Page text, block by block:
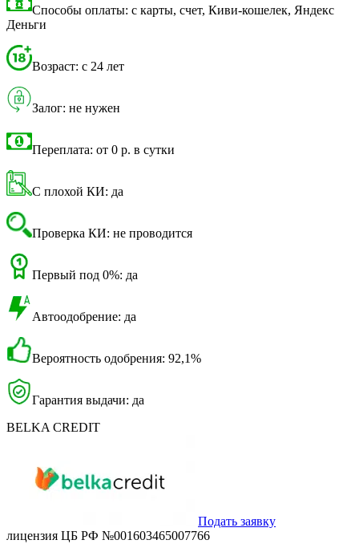
Способы оплаты: с карты, счет, Киви-кошелек, Яндекс
Деньги
Возраст: с 24 лет
Залог: не нужен
Переплата: от 0 р. в сутки
С плохой КИ: да
Проверка КИ: не проводится
Первый под 0%: да
Автоодобрение: да
Вероятность одобрения: 92,1%
Гарантия выдачи: да
BELKA CREDIT
Подать заявку
лицензия ЦБ РФ №001603465007766